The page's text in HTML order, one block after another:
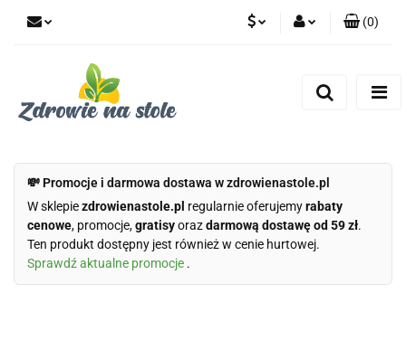
(0)
💸 Promocje i darmowa dostawa w zdrowienastole.pl
W sklepiezdrowienastole.pl regularnie oferujemyrabaty
cenowe, promocje,gratisyorazdarmową dostawę od 59 zł.
Ten produkt dostępny jest również w cenie hurtowej.
Sprawdź aktualne promocje .